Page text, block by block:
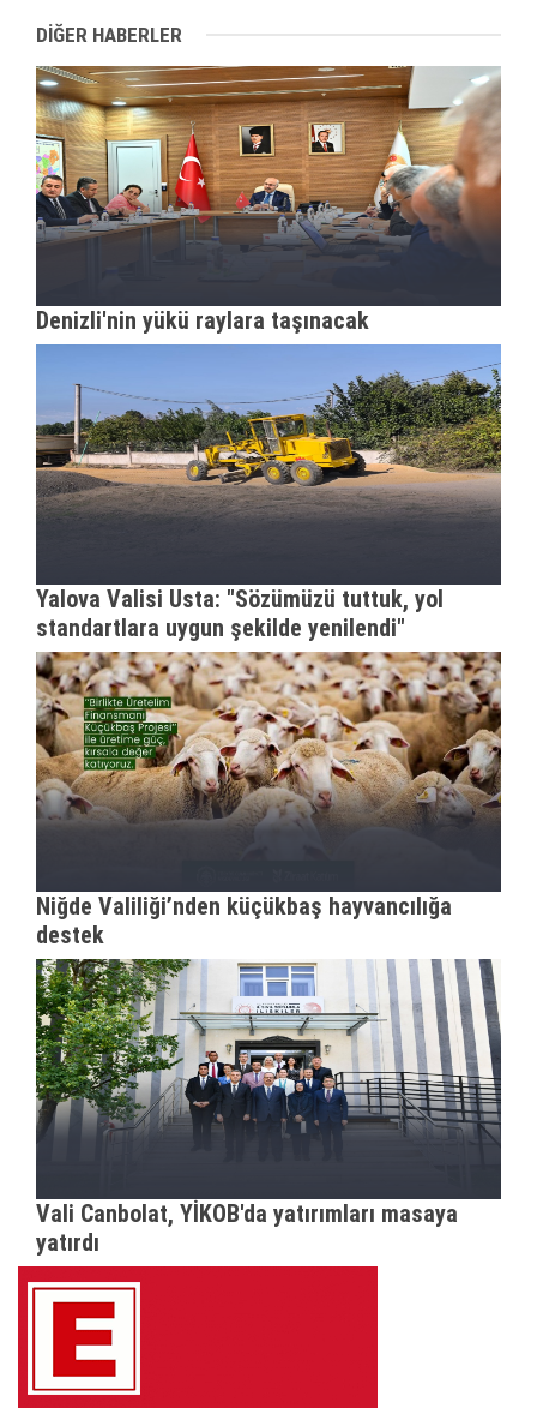
DİĞER HABERLER
Denizli'nin yükü raylara taşınacak
Yalova Valisi Usta: "Sözümüzü tuttuk, yol
standartlara uygun şekilde yenilendi"
Niğde Valiliği’nden küçükbaş hayvancılığa
destek
Vali Canbolat, YİKOB'da yatırımları masaya
yatırdı